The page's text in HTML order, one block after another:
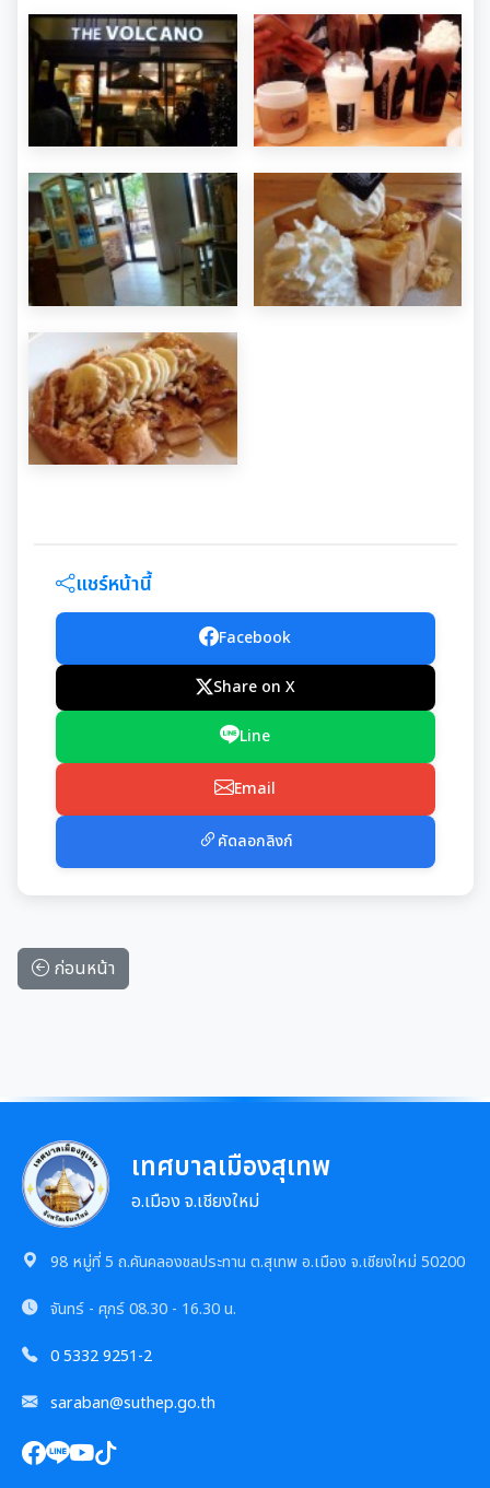
แชร์หน้านี้
Facebook
Share on X
Line
Email
คัดลอกลิงก์
ก่อนหน้า
เทศบาลเมืองสุเทพ
อ.เมือง จ.เชียงใหม่
98 หมู่ที่ 5 ถ.คันคลองชลประทาน ต.สุเทพ อ.เมือง จ.เชียงใหม่ 50200
จันทร์ - ศุกร์08.30 - 16.30 น.
0 5332 9251-2
saraban@suthep.go.th